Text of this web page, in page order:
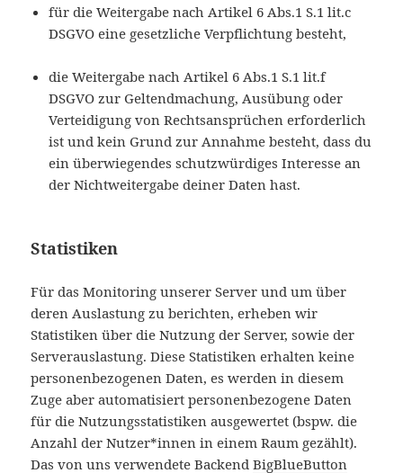
für die Weitergabe nach Artikel 6 Abs.1 S.1 lit.c
DSGVO eine gesetzliche Verpflichtung besteht,
die Weitergabe nach Artikel 6 Abs.1 S.1 lit.f
DSGVO zur Geltendmachung, Ausübung oder
Verteidigung von Rechtsansprüchen erforderlich
ist und kein Grund zur Annahme besteht, dass du
ein überwiegendes schutzwürdiges Interesse an
der Nichtweitergabe deiner Daten hast.
Statistiken
Für das Monitoring unserer Server und um über
deren Auslastung zu berichten, erheben wir
Statistiken über die Nutzung der Server, sowie der
Serverauslastung. Diese Statistiken erhalten keine
personenbezogenen Daten, es werden in diesem
Zuge aber automatisiert personenbezogene Daten
für die Nutzungsstatistiken ausgewertet (bspw. die
Anzahl der Nutzer*innen in einem Raum gezählt).
Das von uns verwendete BackendBigBlueButton